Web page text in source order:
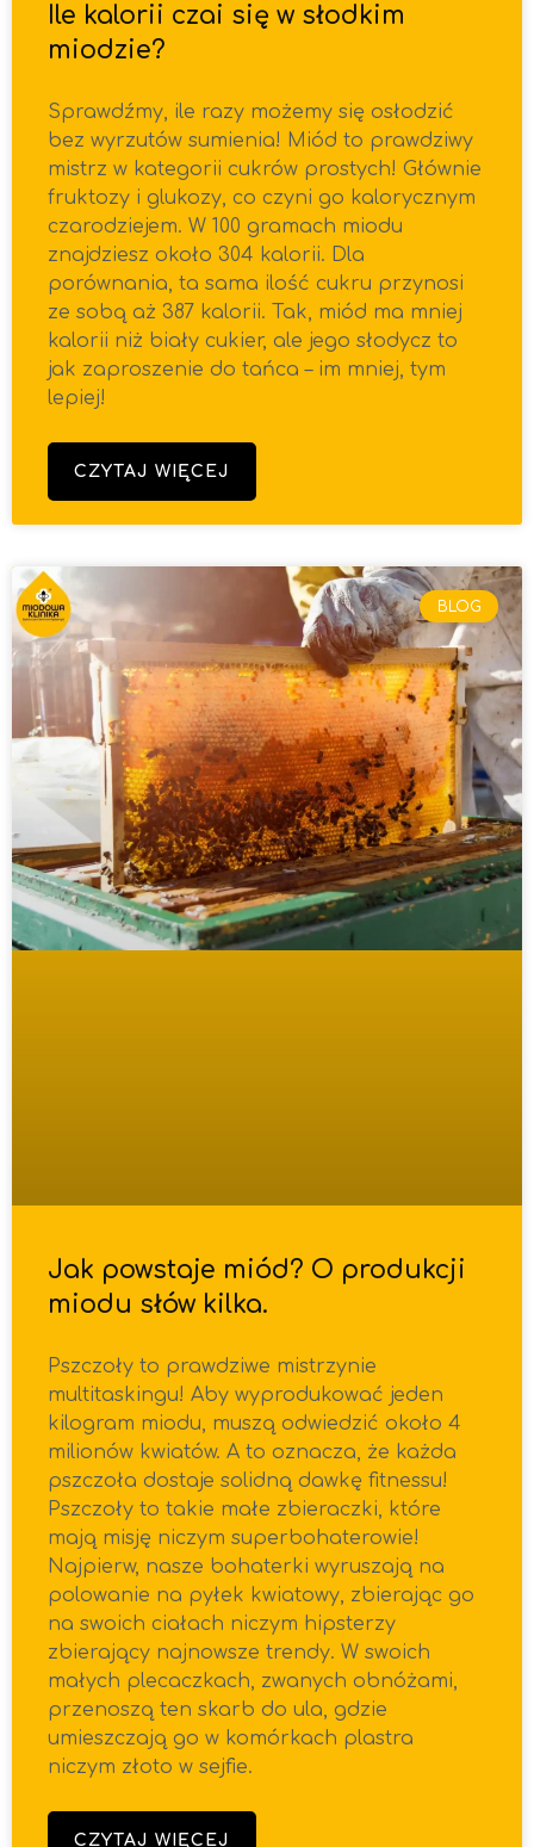
Ile kalorii czai się w słodkim
miodzie?
Sprawdźmy, ile razy możemy się osłodzić
bez wyrzutów sumienia! Miód to prawdziwy
mistrz w kategorii cukrów prostych! Głównie
fruktozy i glukozy, co czyni go kalorycznym
czarodziejem. W 100 gramach miodu
znajdziesz około 304 kalorii. Dla
porównania, ta sama ilość cukru przynosi
ze sobą aż 387 kalorii. Tak, miód ma mniej
kalorii niż biały cukier, ale jego słodycz to
jak zaproszenie do tańca – im mniej, tym
lepiej!
CZYTAJ WIĘCEJ
BLOG
Jak powstaje miód? O produkcji
miodu słów kilka.
Pszczoły to prawdziwe mistrzynie
multitaskingu! Aby wyprodukować jeden
kilogram miodu, muszą odwiedzić około 4
milionów kwiatów. A to oznacza, że każda
pszczoła dostaje solidną dawkę fitnessu!
Pszczoły to takie małe zbieraczki, które
mają misję niczym superbohaterowie!
Najpierw, nasze bohaterki wyruszają na
polowanie na pyłek kwiatowy, zbierając go
na swoich ciałach niczym hipsterzy
zbierający najnowsze trendy. W swoich
małych plecaczkach, zwanych obnóżami,
przenoszą ten skarb do ula, gdzie
umieszczają go w komórkach plastra
niczym złoto w sejfie.
CZYTAJ WIĘCEJ